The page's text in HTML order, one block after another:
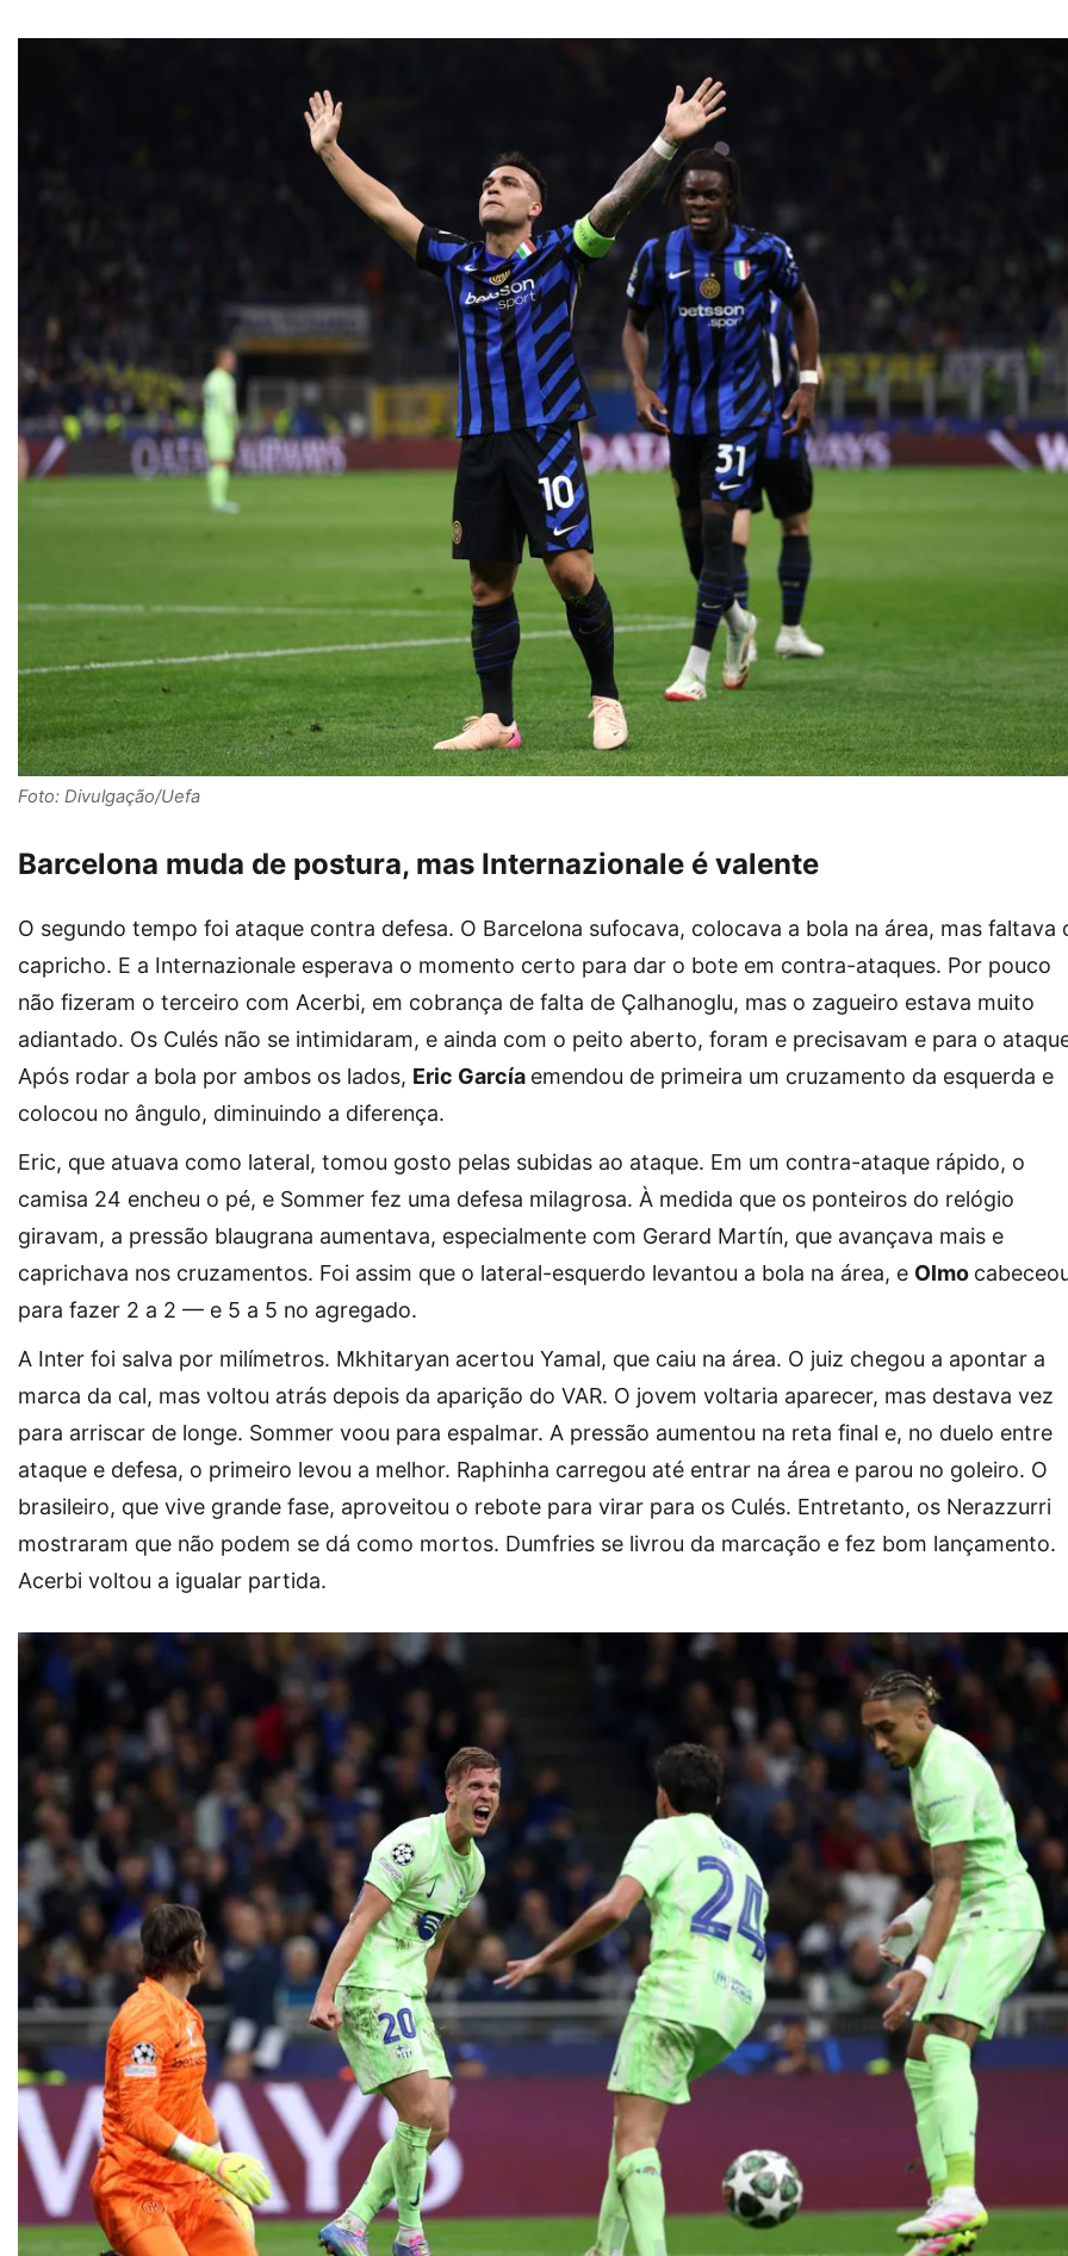
Foto: Divulgação/Uefa
Barcelona muda de postura, mas Internazionale é valente
O segundo tempo foi ataque contra defesa. O Barcelona sufocava, colocava a bola na área, mas faltava
capricho. E a Internazionale esperava o momento certo para dar o bote em contra-ataques. Por pouco
não fizeram o terceiro com Acerbi, em cobrança de falta de Çalhanoglu, mas o zagueiro estava muito
adiantado. Os Culés não se intimidaram, e ainda com o peito aberto, foram e precisavam e para o
Após rodar a bola por ambos os lados, Eric García emendou de primeira um cruzamento da esquerda e
colocou no ângulo, diminuindo a diferença.
Eric, que atuava como lateral, tomou gosto pelas subidas ao ataque. Em um contra-ataque rápido, o
camisa 24 encheu o pé, e Sommer fez uma defesa milagrosa. À medida que os ponteiros do relógio
giravam, a pressão blaugrana aumentava, especialmente com Gerard Martín, que avançava mais e
caprichava nos cruzamentos. Foi assim que o lateral-esquerdo levantou a bola na área, e Olmo
para fazer 2 a 2 — e 5 a 5 no agregado.
A Inter foi salva por milímetros. Mkhitaryan acertou Yamal, que caiu na área. O juiz chegou a apontar a
marca da cal, mas voltou atrás depois da aparição do VAR. O jovem voltaria aparecer, mas destava vez
para arriscar de longe. Sommer voou para espalmar. A pressão aumentou na reta final e, no duelo entre
ataque e defesa, o primeiro levou a melhor. Raphinha carregou até entrar na área e parou no goleiro. O
brasileiro, que vive grande fase, aproveitou o rebote para virar para os Culés. Entretanto, os Nerazzurri
mostraram que não podem se dá como mortos. Dumfries se livrou da marcação e fez bom lançamento.
Acerbi voltou a igualar partida.